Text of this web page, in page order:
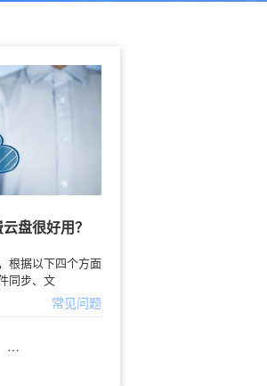
盘很好用？
根据以下四个方面
同步、文
常见问题
免费挺好哪个好用